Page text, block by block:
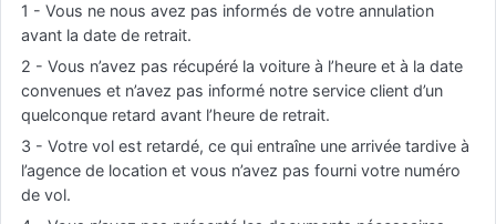
1 - Vous ne nous avez pas informés de votre annulation
avant la date de retrait.
2 - Vous n’avez pas récupéré la voiture à l’heure et à la date
convenues et n’avez pas informé notre service client d’un
quelconque retard avant l’heure de retrait.
3 - Votre vol est retardé, ce qui entraîne une arrivée tardive à
l’agence de location et vous n’avez pas fourni votre numéro
de vol.